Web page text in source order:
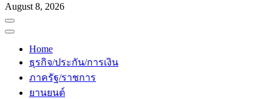
August 8, 2026
Home
ธุรกิจ/ประกัน/การเงิน
ภาครัฐ/ราชการ
ยานยนต์